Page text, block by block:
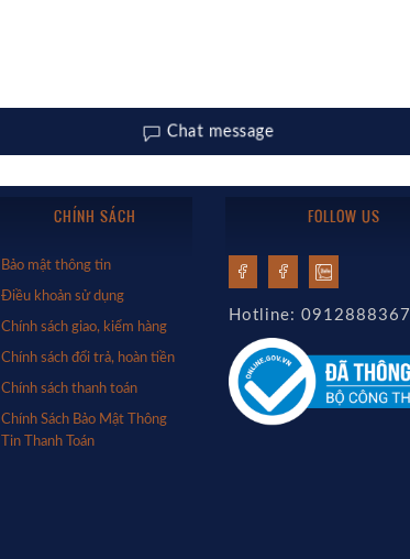
Chat message
CHÍNH SÁCH
Bảo mật thông tin
Điều khoản sử dụng
Chính sách giao, kiểm hàng
Chính sách đổi trả, hoàn tiền
Chính sách thanh toán
Chính Sách Bảo Mật Thông
Tin Thanh Toán
FOLLOW US
Hotline: 0912888367